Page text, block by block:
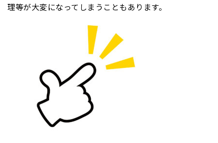
理等が大変になってしまうこともあります。